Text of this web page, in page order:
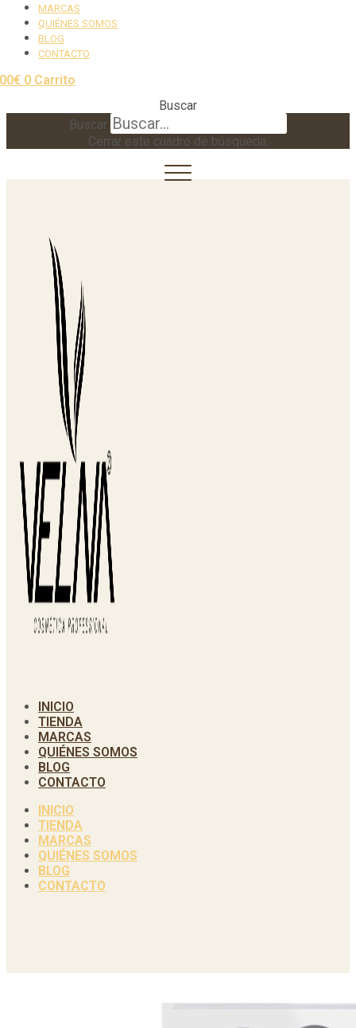
MARCAS
QUIÉNES SOMOS
BLOG
CONTACTO
€ 0 Carrito
Buscar
Buscar
Cerrar este cuadro de búsqueda.
INICIO
TIENDA
MARCAS
QUIÉNES SOMOS
BLOG
CONTACTO
INICIO
TIENDA
MARCAS
QUIÉNES SOMOS
BLOG
CONTACTO